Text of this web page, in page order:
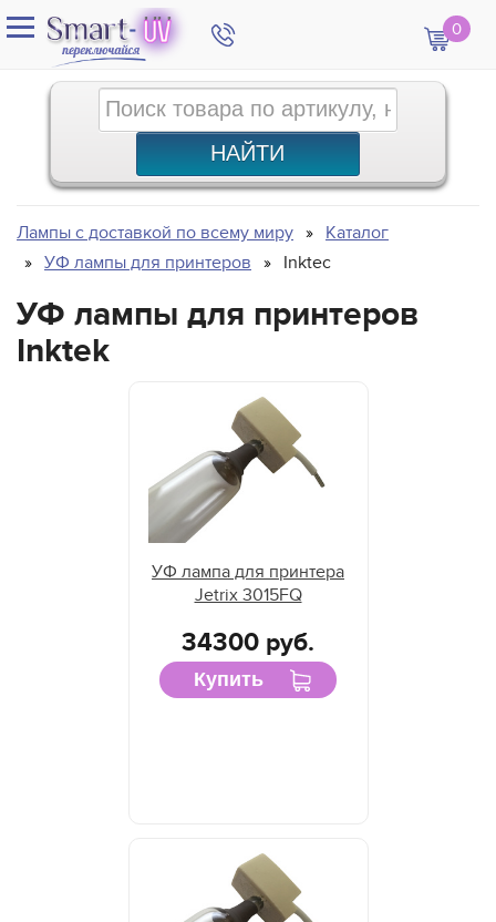
0
Лампы с доставкой по всему миру
Каталог
УФ лампы для принтеров
Inktec
УФ лампы для принтеров
Inktek
УФ лампа для принтера
Jetrix 3015FQ
34300 руб.
Купить